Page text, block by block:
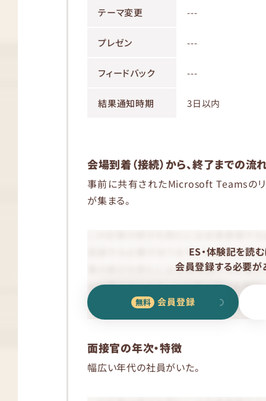
テーマ変更 ---
プレゼン ---
フィードバック ---
結果通知時期 3日以内
会場到着（接続）から、終了までの流
事前に共有されたMicrosoft Teamsの
が集まる。
ES・体験記を読む
会員登録する必要が
会員登録
面接官の年次・特徴
幅広い年代の社員がいた。